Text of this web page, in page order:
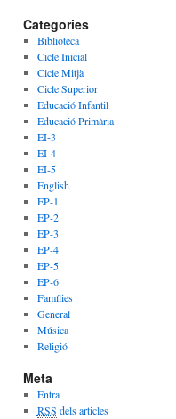
Categories
Biblioteca
Cicle Inicial
Cicle Mitjà
Cicle Superior
Educació Infantil
Educació Primària
EI-3
EI-4
EI-5
English
EP-1
EP-2
EP-3
EP-4
EP-5
EP-6
Famílies
General
Música
Religió
Meta
Entra
RSS dels articles